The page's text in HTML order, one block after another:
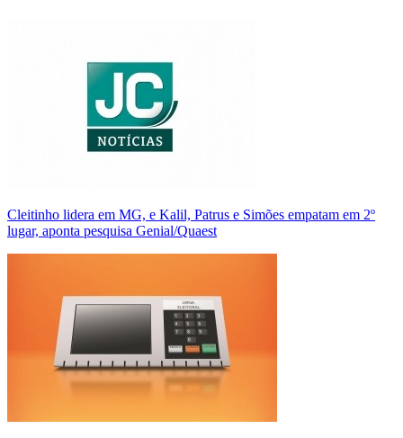
Cleitinho lidera em MG, e Kalil, Patrus e Simões empatam em 2º
lugar, aponta pesquisa Genial/Quaest